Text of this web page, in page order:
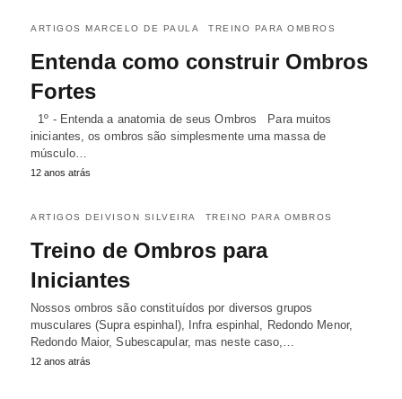
ARTIGOS MARCELO DE PAULA TREINO PARA OMBROS
Entenda como construir Ombros
Fortes
1º - Entenda a anatomia de seus Ombros Para muitos
iniciantes, os ombros são simplesmente uma massa de
músculo…
12 anos atrás
ARTIGOS DEIVISON SILVEIRA TREINO PARA OMBROS
Treino de Ombros para
Iniciantes
Nossos ombros são constituídos por diversos grupos
musculares (Supra espinhal), Infra espinhal, Redondo Menor,
Redondo Maior, Subescapular, mas neste caso,…
12 anos atrás